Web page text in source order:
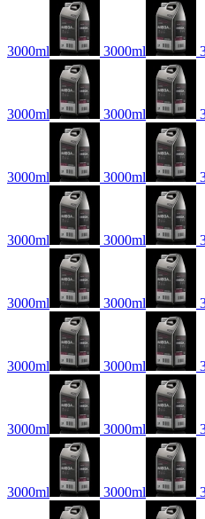
3000ml 3000ml
3000ml 3000ml
3000ml 3000ml
3000ml 3000ml
3000ml 3000ml
3000ml 3000ml
3000ml 3000ml
3000ml 3000ml